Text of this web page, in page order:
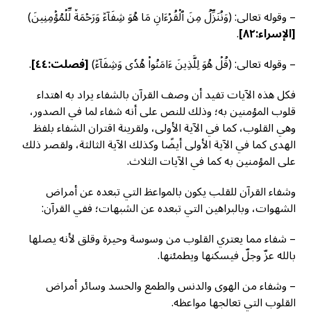
– وقوله تعالى: (وَنُنَزِّلُ مِنَ ٱلۡقُرۡءَانِ مَا هُوَ شِفَآءٞ وَرَحۡمَةٞ لِّلۡمُؤۡمِنِينَ)
[الإسراء:٨٢]
.
– وقوله تعالى: (قُلۡ هُوَ لِلَّذِينَ ءَامَنُواْ هُدٗى وَشِفَآءٞ)[فصلت:٤٤]
.
فكل هذه الآيات تفيد أن وصف القرآن بالشفاء يراد به اهتداء
قلوب المؤمنين به؛ وذلك للنص على أنه شفاء لما في الصدور،
وهي القلوب، كما في الآية الأولى، ولقرينة اقتران الشفاء بلفظ
الهدى كما في الآية الأولى أيضًا وكذلك الآية الثالثة، ولقصر ذلك
على المؤمنين به كما في الآيات الثلاث.
وشفاء القرآن للقلب يكون بالمواعظ التي تبعده عن أمراض
الشهوات، وبالبراهين التي تبعده عن الشبهات؛ ففي القرآن:
– شفاء مما يعتري القلوب من وسوسة وحيرة وقلق لأنه يصلها
بالله عزّ وجلّ فيسكنها ويطمئنها.
– وشفاء من الهوى والدنس والطمع والحسد وسائر أمراض
القلوب التي تعالجها مواعظه.